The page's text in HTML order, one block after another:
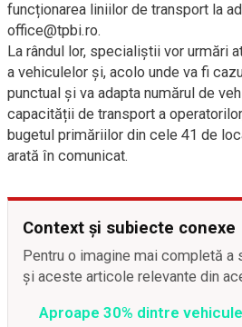
funcționarea liniilor de transport la
office@tpbi.ro.
La rândul lor, specialiștii vor urmări
a vehiculelor și, acolo unde va fi
punctual și va adapta numărul de
capacității de transport a
bugetul primăriilor din cele 41 de
arată în comunicat.
Context și subiecte conexe
Pentru o imagine mai completă a
și aceste articole relevante din
Aproape 30% dintre